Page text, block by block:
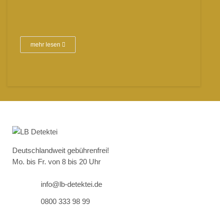
mehr lesen
Deutschlandweit gebührenfrei!
Mo. bis Fr. von 8 bis 20 Uhr
info@lb-detektei.de
0800 333 98 99